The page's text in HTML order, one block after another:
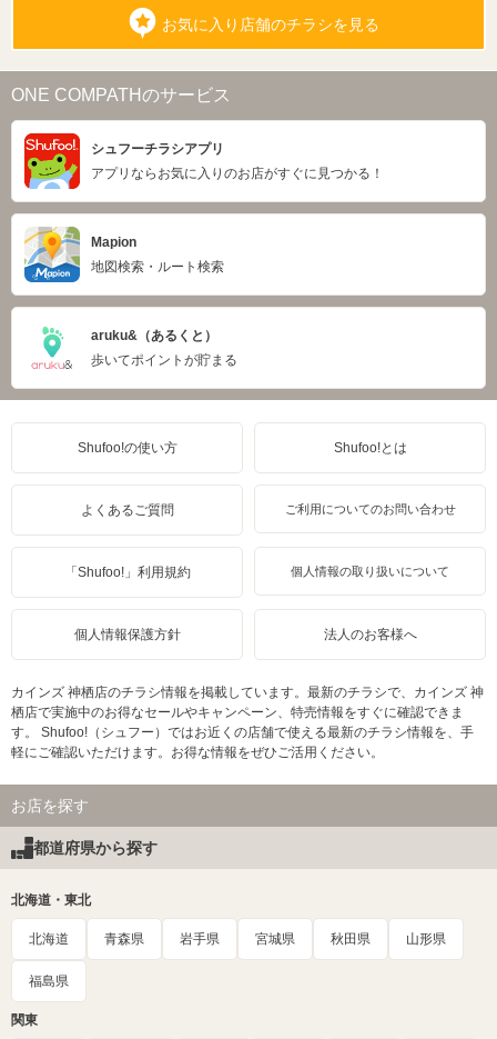
お気に入り店舗のチラシを見る
ONE COMPATHのサービス
シュフーチラシアプリ
アプリならお気に入りのお店がすぐに見つかる！
Mapion
地図検索・ルート検索
aruku&（あるくと）
歩いてポイントが貯まる
Shufoo!の使い方 Shufoo!とは
よくあるご質問 ご利用についてのお問い合わせ
「Shufoo!」利用規約 個人情報の取り扱いについて
個人情報保護方針 法人のお客様へ
カインズ 神栖店のチラシ情報を掲載しています。最新のチラシで、カインズ 神
栖店で実施中のお得なセールやキャンペーン、特売情報をすぐに確認できま
す。 Shufoo!（シュフー）ではお近くの店舗で使える最新のチラシ情報を、手
軽にご確認いただけます。お得な情報をぜひご活用ください。
お店を探す
都道府県から探す
北海道・東北
北海道 青森県 岩手県 宮城県 秋田県 山形県
福島県
関東